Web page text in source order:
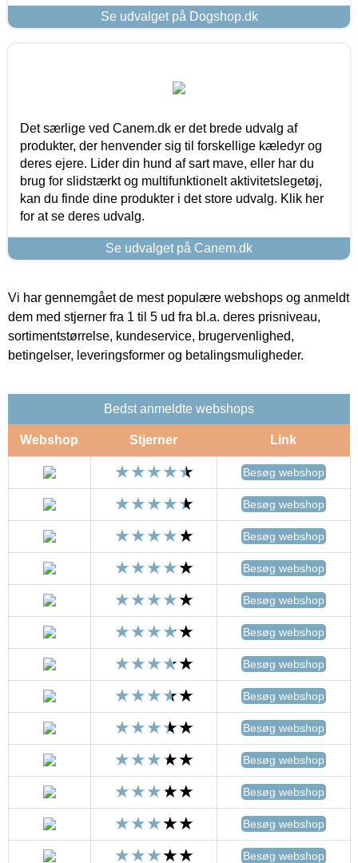
Se udvalget på Dogshop.dk
Det særlige ved Canem.dk er det brede udvalg af
produkter, der henvender sig til forskellige kæledyr og
deres ejere. Lider din hund af sart mave, eller har du
brug for slidstærkt og multifunktionelt aktivitetslegetøj,
kan du finde dine produkter i det store udvalg. Klik her
for at se deres udvalg.
Se udvalget på Canem.dk
Vi har gennemgået de mest populære webshops og anmeldt
dem med stjerner fra 1 til 5 ud fra bl.a. deres prisniveau,
sortimentstørrelse, kundeservice, brugervenlighed,
betingelser, leveringsformer og betalingsmuligheder.
Bedst anmeldte webshops
Webshop Stjerner Link
Besøg webshop
Besøg webshop
Besøg webshop
Besøg webshop
Besøg webshop
Besøg webshop
Besøg webshop
Besøg webshop
Besøg webshop
Besøg webshop
Besøg webshop
Besøg webshop
Besøg webshop